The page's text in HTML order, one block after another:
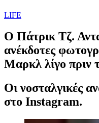
LIFE
Ο Πάτρικ Τζ.
ανέκδοτες
Μαρκλ λίγο πριν
Οι νοσταλγικές
στο Instagram.